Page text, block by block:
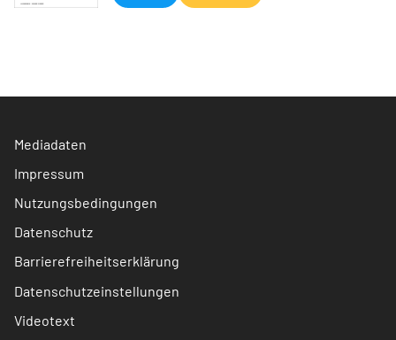
Mediadaten
Impressum
Nutzungsbedingungen
Datenschutz
Barrierefreiheitserklärung
Datenschutzeinstellungen
Videotext